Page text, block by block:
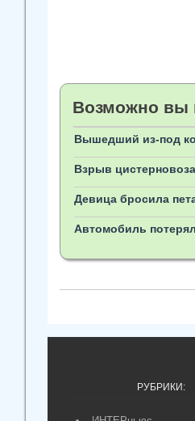
Возможно вы
Вышедший из-под
Взрыв
Девица бросила
Автомобиль
РУБРИКИ: